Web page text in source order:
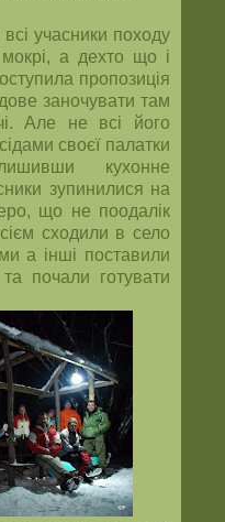
всі учасники походу
а дехто що і
пропозиція
заночувати там
Але не всі його
своєї палатки
кухонне
зупинилися на
що не поодалік
сходили в село
а інші поставили
почали готувати